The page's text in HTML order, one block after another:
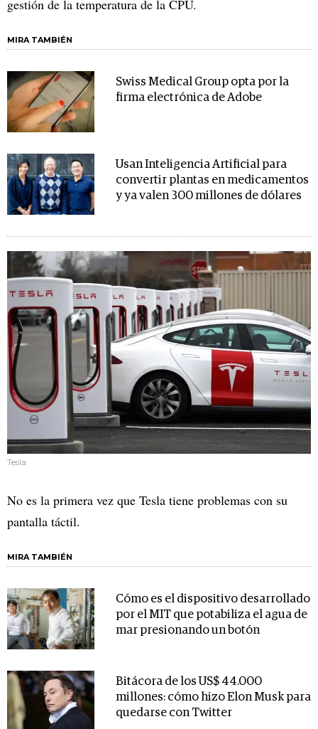
gestión de la temperatura de la CPU.
MIRA TAMBIÉN
Swiss Medical Group opta por la
firma electrónica de Adobe
Usan Inteligencia Artificial para
convertir plantas en medicamentos
y ya valen 300 millones de dólares
Tesla
No es la primera vez que Tesla tiene problemas con su
pantalla táctil.
MIRA TAMBIÉN
Cómo es el dispositivo desarrollado
por el MIT que potabiliza el agua de
mar presionando un botón
Bitácora de los US$ 44.000
millones: cómo hizo Elon Musk para
quedarse con Twitter